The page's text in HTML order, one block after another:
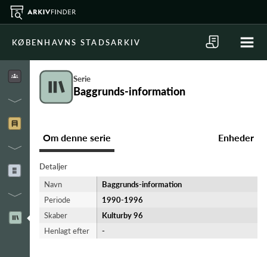
KØBENHAVNS STADSARKIV
Serie
Baggrunds-information
Om denne serie Enheder
Detaljer
Navn
Baggrunds-information
Periode
1990-​1996
Skaber
Kulturby 96
Henlagt efter
-